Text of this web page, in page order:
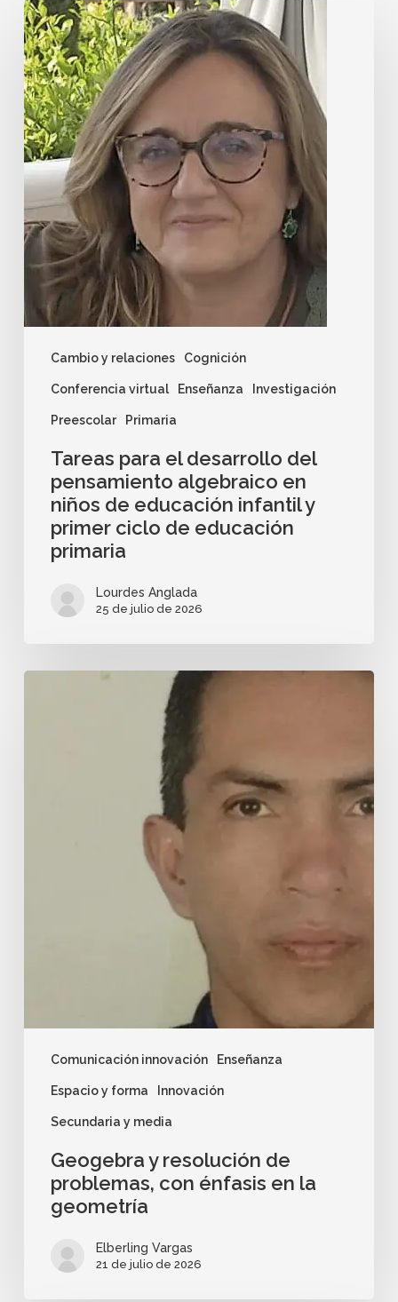
Cambio y relaciones Cognición
Conferencia virtual Enseñanza Investigación
Preescolar Primaria
Tareas para el desarrollo del
pensamiento algebraico en
niños de educación infantil y
primer ciclo de educación
primaria
Lourdes Anglada
25 de julio de 2026
Comunicación innovación Enseñanza
Espacio y forma Innovación
Secundaria y media
Geogebra y resolución de
problemas, con énfasis en la
geometría
Elberling Vargas
21 de julio de 2026